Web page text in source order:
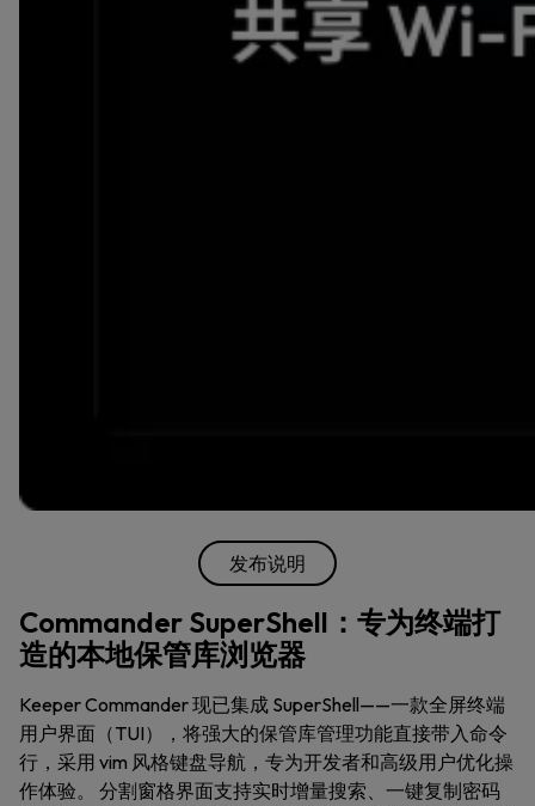
发布说明
Commander SuperShell：专为终端打
造的本地保管库浏览器
Keeper Commander 现已集成 SuperShell——一款全屏终端
用户界面（TUI），将强大的保管库管理功能直接带入命令
行，采用 vim 风格键盘导航，专为开发者和高级用户优化操
作体验。 分割窗格界面支持实时增量搜索、一键复制密码